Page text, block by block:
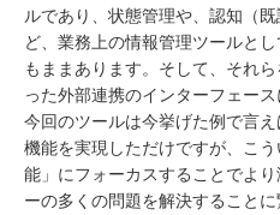
ルであり、状態管理や、認知（
ど、業務上の情報管理ツールと
もままあります。そして、それ
った外部連携のインターフェース
今回のツールは今挙げた例で言
機能を実現しただけですが、こ
能」にフォーカスすることでよ
ーの多くの問題を解決することに